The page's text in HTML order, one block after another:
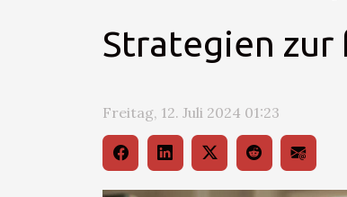
Strategien
Freitag, 12. Juli 2024 01:23